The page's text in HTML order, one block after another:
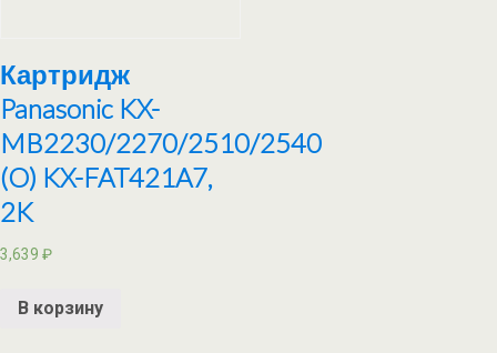
Картридж
Panasonic KX-
MB2230/2270/2510/2540
(O) KX-FAT421A7,
2K
3,639 ₽
В корзину